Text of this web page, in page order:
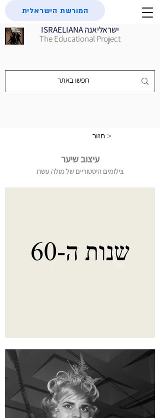
ISRAELIANA ישראליאנה
The Educational Project
המורשת הישראלית
חזור >
עיצוב שיער
צילומים היסטוריים של מולה עשת